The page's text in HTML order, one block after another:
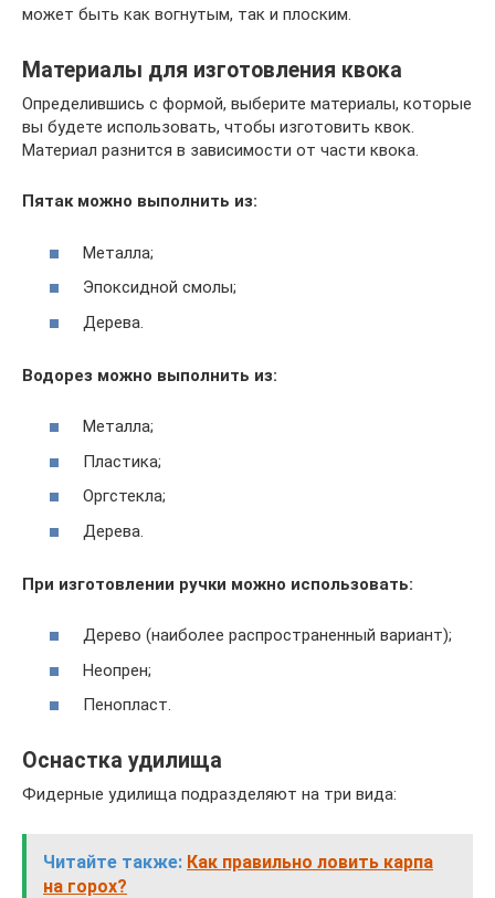
может быть как вогнутым, так и плоским.
Материалы для изготовления квока
Определившись с формой, выберите материалы, которые
вы будете использовать, чтобы изготовить квок.
Материал разнится в зависимости от части квока.
Пятак можно выполнить из:
Металла;
Эпоксидной смолы;
Дерева.
Водорез можно выполнить из:
Металла;
Пластика;
Оргстекла;
Дерева.
При изготовлении ручки можно использовать:
Дерево (наиболее распространенный вариант);
Неопрен;
Пенопласт.
Оснастка удилища
Фидерные удилища подразделяют на три вида:
Читайте также: Как правильно ловить карпа
на горох?